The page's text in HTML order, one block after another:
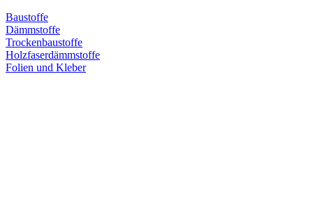
Baustoffe
Dämmstoffe
Trockenbaustoffe
Holzfaserdämmstoffe
Folien und Kleber